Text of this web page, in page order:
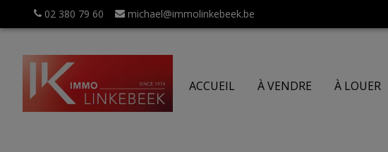
02 380 79 60 michael@immolinkebeek.be
ACCUEIL À VENDRE À LOUER